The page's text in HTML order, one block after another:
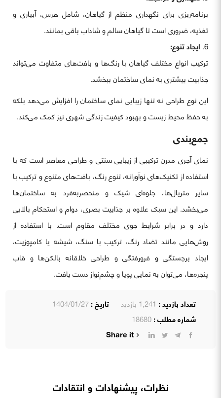
برنامه‌ریزی برای نگهداری منظم از گیاهان، شامل هرس، آبیاری و
تغذیه، ضروری است تا گیاهان سالم و شاداب باقی بمانند.
ایجاد تنوع:
ترکیب انواع مختلف گیاهان با رنگ‌ها و بافت‌های متفاوت می‌تواند
جذابیت بیشتری به نمای ساختمان ببخشد.
این نوع طراحی نه تنها زیبایی نمای ساختمان را افزایش می‌دهد بلکه
به حفظ محیط زیست و بهبود کیفیت زندگی شهری نیز کمک می‌کند.
جمع‌بندی
نمای آجری مدرن ترکیبی از زیبایی سنتی و طراحی معاصر است که با
استفاده از تکنیک‌های نوآورانه، تنوع رنگ، بافت‌های متنوع و ترکیب با
سایر متریال‌ها، جلوه‌ای شیک و منحصربه‌فرد به ساختمان‌ها
می‌بخشد. این سبک علاوه بر جذابیت بصری، دوام و استحکام بالایی
دارد و در برابر شرایط جوی مختلف مقاوم است. با استفاده از
روش‌هایی مانند تضاد رنگ، ترکیب با سنگ، شیشه یا کامپوزیت،
ایجاد برجستگی و فرورفتگی و طراحی خلاقانه بالکن‌ها و قاب
پنجره‌ها، می‌توان به نمایی پویا و چشم‌نواز دست یافت.
تعداد بازدید :
تاریخ :1404/01/27
شماره مطلب :18680
Share it
نظرات، پیشنهادات و انتقادات